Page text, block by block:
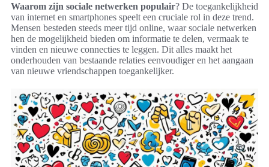
Waarom zijn sociale netwerken populair? De toegankelijkheid
van internet en smartphones speelt een cruciale rol in deze trend.
Mensen besteden steeds meer tijd online, waar sociale netwerken
hen de mogelijkheid bieden om informatie te delen, vermaak te
vinden en nieuwe connecties te leggen. Dit alles maakt het
onderhouden van bestaande relaties eenvoudiger en het aangaan
van nieuwe vriendschappen toegankelijker.